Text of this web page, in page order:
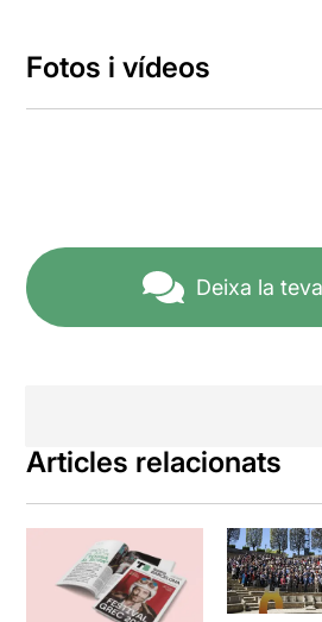
Fotos i vídeos
Deixa la
Articles relacionats